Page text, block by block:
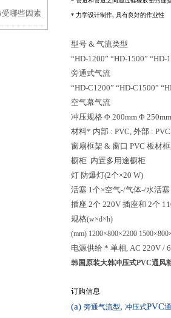
哪些因素 * 力学设计制作 具有良好的作业性
型号 & 气流类型
“HD-1200” “HD-1500” “HD-
旁通式气流
“HD-C1200” “HD-C1500”
空气幕气流
冲压规格 Φ 200mm Φ 250mm
材料* 内部 : PVC, 外部 :
窗扇框架 & 窗口 PVC 板材
橱柜 内置多用途橱柜
灯 防爆灯(2个×20 W)
活塞 1个×空气-/气体-/水活塞
插座 2个 220V 插座和 2个
规格(w×d×h)
(mm) 1200×800×2200
电源供给 * 单相, AC 220V /
韩国原装大韩冲压式PVC通风
订购信息
(a) 旁通气流型, 冲压式PVC